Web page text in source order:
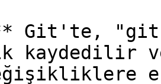
Git'te, "git
kaydedilir